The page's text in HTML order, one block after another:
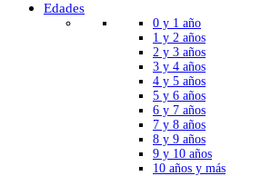
Edades
0 y 1 año
1 y 2 años
2 y 3 años
3 y 4 años
4 y 5 años
5 y 6 años
6 y 7 años
7 y 8 años
8 y 9 años
9 y 10 años
10 años y más